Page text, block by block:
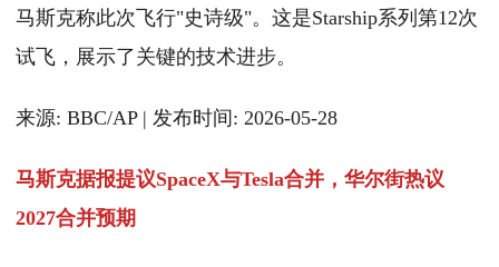
马斯克称此次飞行"史诗级"。这是Starship系列第12次
试飞，展示了关键的技术进步。
来源: BBC/AP | 发布时间: 2026-05-28
马斯克据报提议SpaceX与Tesla合并，华尔街热议
2027合并预期